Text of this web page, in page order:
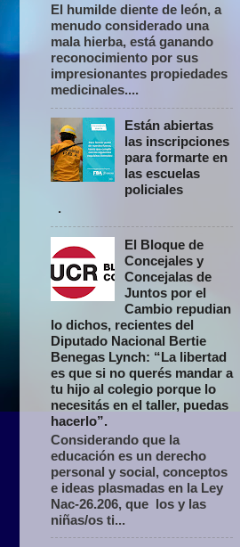
El humilde diente de león, a
menudo considerado una
mala hierba, está ganando
reconocimiento por sus
impresionantes propiedades
medicinales....
Están abiertas
las inscripciones
para formarte en
las escuelas
policiales
.
El Bloque de
Concejales y
Concejalas de
Juntos por el
Cambio repudian
lo dichos, recientes del
Diputado Nacional Bertie
Benegas Lynch: “La libertad
es que si no querés mandar a
tu hijo al colegio porque lo
necesitás en el taller, puedas
hacerlo”.
Considerando que la
educación es un derecho
personal y social, conceptos
e ideas plasmadas en la Ley
Nac-26.206, que los y las
niñas/os ti...